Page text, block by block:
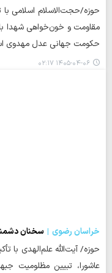
حوزه/حجت‌الاسلام اسلامی با
مقاومت و خون‌خواهی شهدا
حکومت جهانی عدل مهدوی
۱۴۰۵-۰۴-۰۶ ۰۲:۱۷
خراسان رضوی
سخنان
حوزه/ آیت‌الله علم‌الهدی با
عاشورا، تبیین مظلومیت